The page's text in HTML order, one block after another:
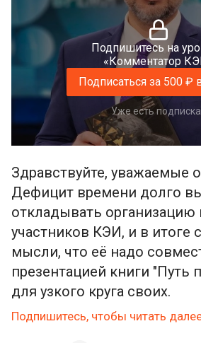
Подпишитесь на
«Комментатор
Подписаться за 500 ₽
Уже есть
Здравствуйте, уважаемые
Дефицит времени долго
откладывать организацию
участников КЭИ, и в итоге
мысли, что её надо
презентацией книги "Путь
для узкого круга своих.
Подпишитесь, чтобы читать